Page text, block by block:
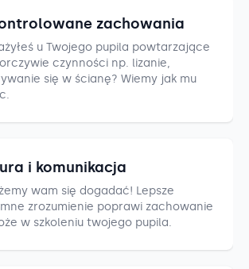
zachowania
u Twojego pupila powtarzające
czynności np. lizanie,
się w ścianę? Wiemy jak mu
i komunikacja
wam się dogadać! Lepsze
zrozumienie poprawi zachowanie
w szkoleniu twojego pupila.